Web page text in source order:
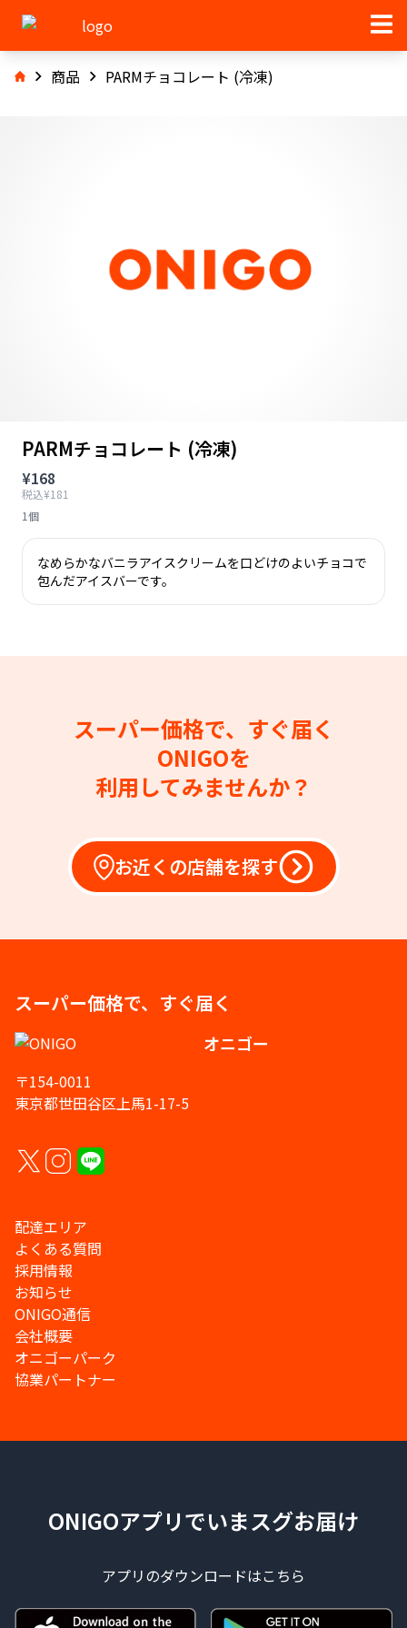
商品 PARMチョコレート (冷凍)
PARMチョコレート (冷凍)
¥168
税込¥181
1個
なめらかなバニラアイスクリームを口どけのよいチョコで
包んだアイスバーです。
スーパー価格で、すぐ届く
ONIGOを
利用してみませんか？
お近くの店舗を探す
スーパー価格で、すぐ届く
オニゴー
〒154-0011
東京都世田谷区上馬1-17-5
配達エリア
よくある質問
採用情報
お知らせ
ONIGO通信
会社概要
オニゴーパーク
協業パートナー
ONIGOアプリでいまスグお届け
アプリのダウンロードはこちら